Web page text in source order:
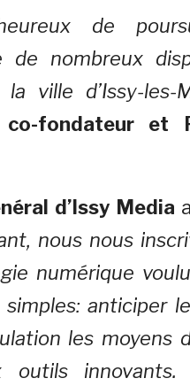
de
nombreux
ville d’Issy-les-
co-fondateur et
d’Issy Media
nous nous
numérique
anticiper
les moyens
outils